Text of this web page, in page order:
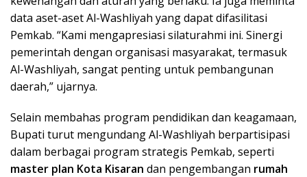
data aset-aset Al-Washliyah yang dapat difasilitasi
Pemkab. “Kami mengapresiasi silaturahmi ini. Sinergi
pemerintah dengan organisasi masyarakat, termasuk
Al-Washliyah, sangat penting untuk pembangunan
daerah,” ujarnya.
Selain membahas program pendidikan dan keagamaan,
Bupati turut mengundang Al-Washliyah berpartisipasi
dalam berbagai program strategis Pemkab, seperti
master plan Kota Kisaran dan pengembangan rumah